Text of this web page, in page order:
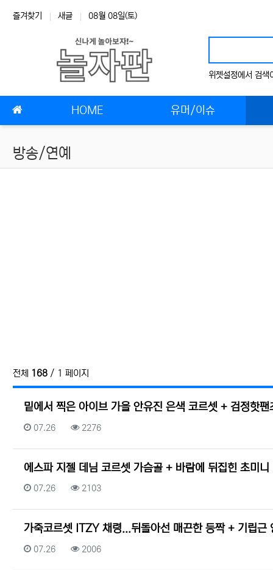
상단 네비
즐겨찾기 새글 08월 08일(토)
위젯설정에서 검색
메인 메뉴 HOME 유머/이슈
방송/연예
전체 168 / 1 페이지
밑에서 찍은 아이브 가을 안유진 은색 코르셋 + 검정핫팬
등록일
07.26 조회
2276
에스파 지젤 데님 코르셋 가슴골 + 바람에 뒤집힌 초미니
등록일
07.26 조회
2103
가죽코르셋 ITZY 채령...뒤돌아선 매끈한 등짝 + 기립근
등록일
07.26 조회
2006